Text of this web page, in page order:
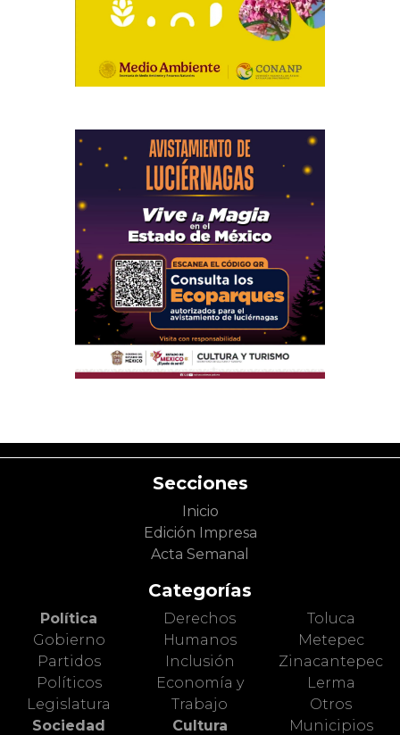
Secciones
Inicio
Edición Impresa
Acta Semanal
Categorías
Política
Gobierno
Partidos
Políticos
Legislatura
Sociedad
Derechos
Humanos
Inclusión
Economía y
Trabajo
Cultura
Toluca
Metepec
Zinacantepec
Lerma
Otros
Municipios